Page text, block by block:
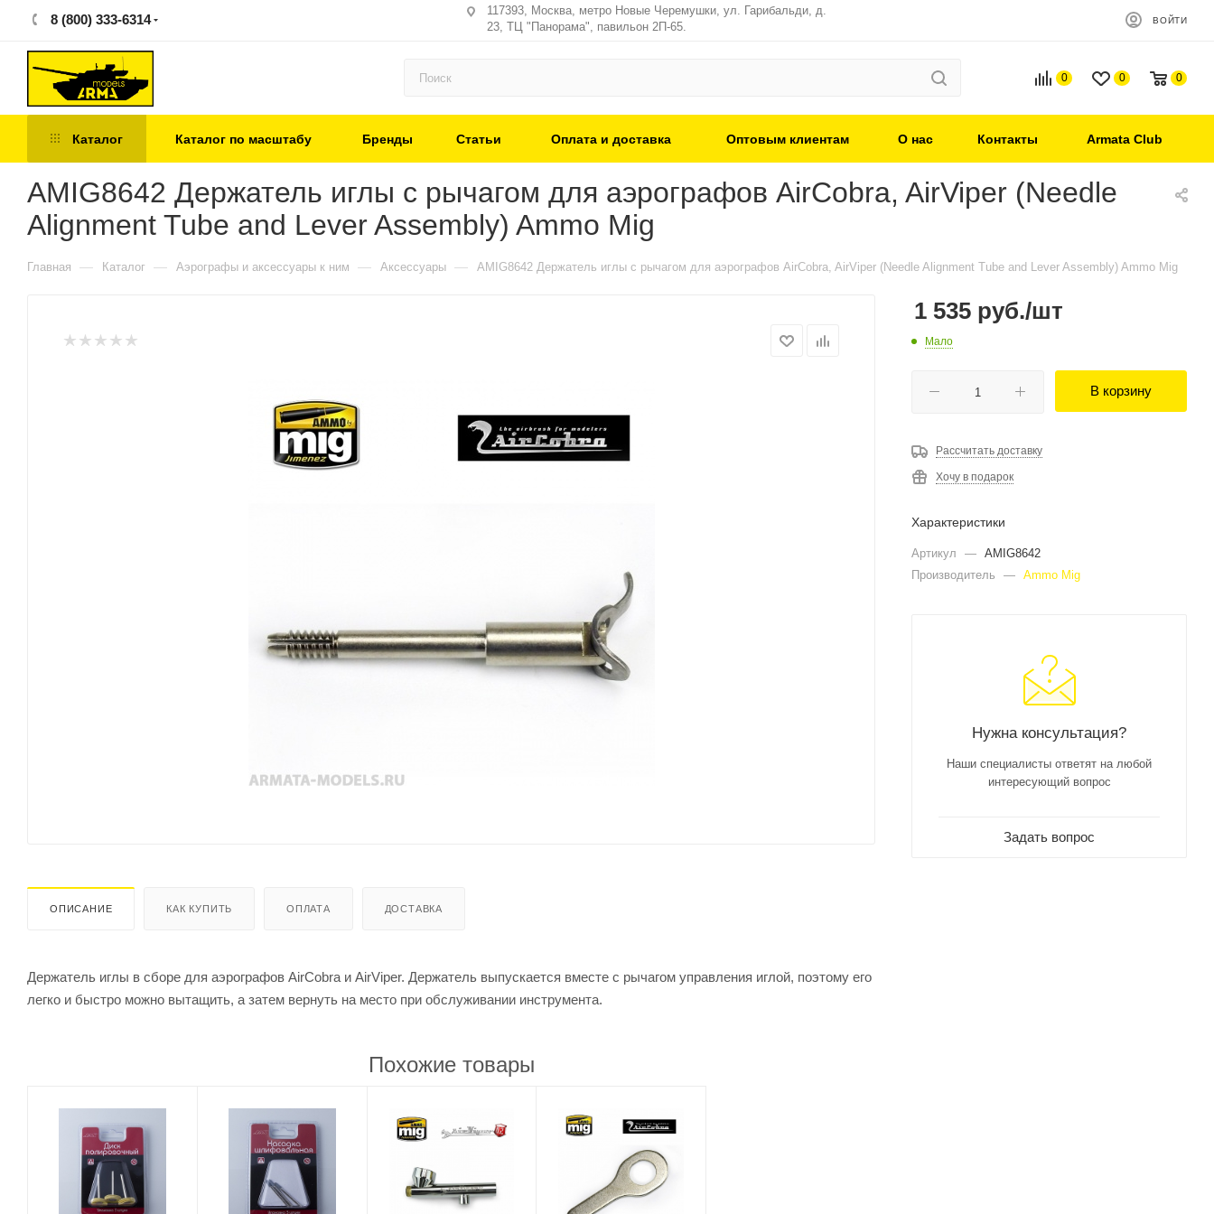
8 (800) 333-6314
117393, Москва, метро Новые Черемушки, ул. Гарибальди, д.
23, ТЦ "Панорама", павильон 2П-65.
ВОЙТИ
0 0 0
Каталог Каталог по масштабу Бренды Статьи Оплата и доставка Оптовым клиентам О нас Контакты Armata Club
AMIG8642 Держатель иглы с рычагом для аэрографов AirCobra, AirViper (Needle
Alignment Tube and Lever Assembly) Ammo Mig
Главная — Каталог — Аэрографы и аксессуары к ним — Аксессуары — AMIG8642 Держатель иглы с рычагом для аэрографов AirCobra, AirViper (Needle Alignment Tube and Lever Assembly) Ammo Mig
ОПИСАНИЕ КАК КУПИТЬ ОПЛАТА ДОСТАВКА
Держатель иглы в сборе для аэрографов AirCobra и AirViper. Держатель выпускается вместе с рычагом управления иглой, поэтому его
легко и быстро можно вытащить, а затем вернуть на место при обслуживании инструмента.
Похожие товары
1 535 руб./шт
Мало
В корзину
Рассчитать доставку
Хочу в подарок
Характеристики
Артикул — AMIG8642
Производитель
— Ammo Mig
Нужна консультация?
Наши специалисты ответят на любой
интересующий вопрос
Задать вопрос